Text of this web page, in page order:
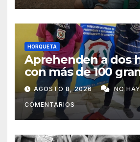
HORQUETA
Aprehenden a dos
con más de 100
supuesta
Horqueta
AGOSTO 8, 2026 NO HAY
COMENTARIOS